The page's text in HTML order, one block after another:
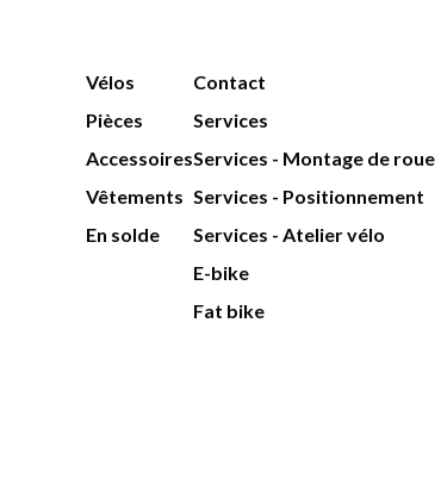
Vélos
Pièces
Accessoires
Vêtements
En solde
Contact
Services
Services - Montage de roue
Services - Positionnement
Services - Atelier vélo
E-bike
Fat bike